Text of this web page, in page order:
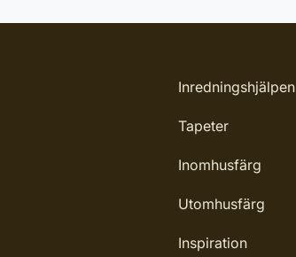
Inredningshjälpen
Tapeter
Inomhusfärg
Utomhusfärg
Inspiration